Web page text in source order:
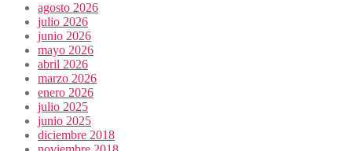
agosto 2026
julio 2026
junio 2026
mayo 2026
abril 2026
marzo 2026
enero 2026
julio 2025
junio 2025
diciembre 2018